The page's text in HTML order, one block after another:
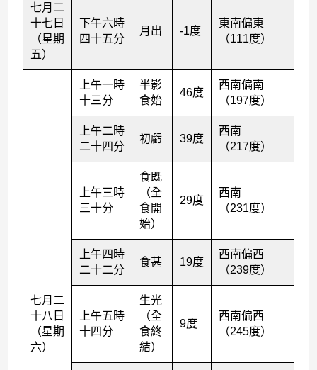
七月二
十七日
（星期
五）
下午六時
四十五分
月出 -1度
東南偏東
（111度）
七月二
十八日
（星期
六）
上午一時
十三分
半影
食始
46度
西南偏南
（197度）
上午二時
二十四分
初虧 39度
西南
（217度）
上午三時
三十分
食既
（全
食開
始）
29度
西南
（231度）
上午四時
二十二分
食甚 19度
西南偏西
（239度）
上午五時
十四分
生光
（全
食終
結）
9度
西南偏西
（245度）